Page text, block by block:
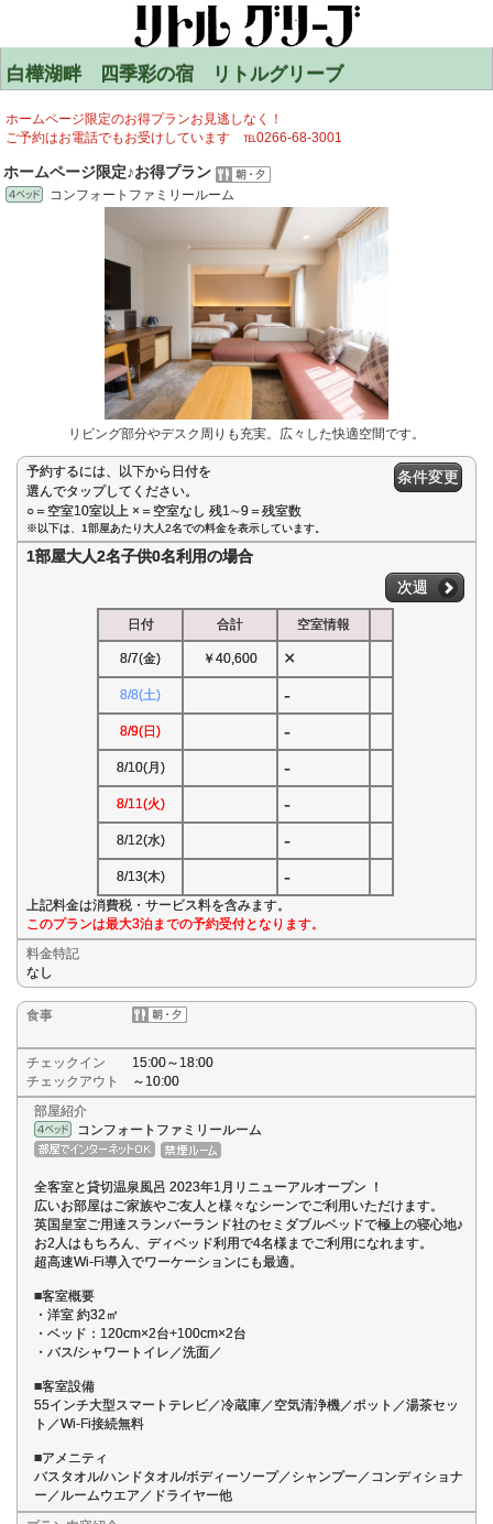
白樺湖畔 四季彩の宿 リトルグリーブ
ホームページ限定のお得プランお見逃しなく！
ご予約はお電話でもお受けしています ℡0266-68-3001
ホームページ限定♪お得プラン
コンフォートファミリールーム
リビング部分やデスク周りも充実。広々した快適空間です。
予約するには、以下から日付を
選んでタップしてください。
○＝空室10室以上 ×＝空室なし 残1∼9＝残室数
条件変更
※以下は、1部屋あたり大人2名での料金を表示しています。
1部屋大人2名子供0名利用の場合
次週
日付 合計 空室情報
8/7(金) ￥40,600 ×
8/8(土) -
8/9(日) -
8/10(月) -
8/11(火) -
8/12(水) -
8/13(木) -
上記料金は消費税・サービス料を含みます。
このプランは最大3泊までの予約受付となります。
料金特記
なし
食事
チェックイン
15:00～18:00
チェックアウト
～10:00
部屋紹介
コンフォートファミリールーム
全客室と貸切温泉風呂 2023年1月リニューアルオープン ！
広いお部屋はご家族やご友人と様々なシーンでご利用いただけます。
英国皇室ご用達スランバーランド社のセミダブルベッドで極上の寝心地♪
お2人はもちろん、ディベッド利用で4名様までご利用になれます。
超高速Wi-Fi導入でワーケーションにも最適。
■客室概要
・洋室 約32㎡
・ベッド：120cm×2台+100cm×2台
・バス/シャワートイレ／洗面／
■客室設備
55インチ大型スマートテレビ／冷蔵庫／空気清浄機／ポット／湯茶セッ
ト／Wi-Fi接続無料
■アメニティ
バスタオル/ハンドタオル/ボディーソープ／シャンプー／コンディショナ
ー／ルームウエア／ドライヤー他